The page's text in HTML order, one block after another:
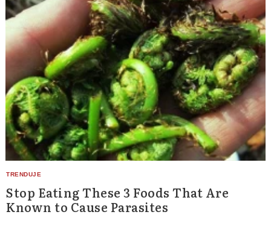
Stop Eating These 3 Foods That Are
Known to Cause Parasites